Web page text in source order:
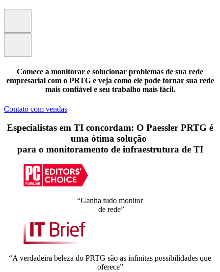
Comece a monitorar e solucionar problemas de sua rede
empresarial com o PRTG e veja como ele pode tornar sua rede
mais confiável e seu trabalho mais fácil.
Contato com vendas
Especialistas em TI concordam: O Paessler PRTG é
uma ótima solução
para o monitoramento de infraestrutura de TI
“Ganha tudo monitor
de rede”
“A verdadeira beleza do PRTG são as infinitas possibilidades que
oferece”